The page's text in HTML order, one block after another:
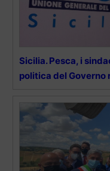
Sicilia. Pesca, i
politica del Governo